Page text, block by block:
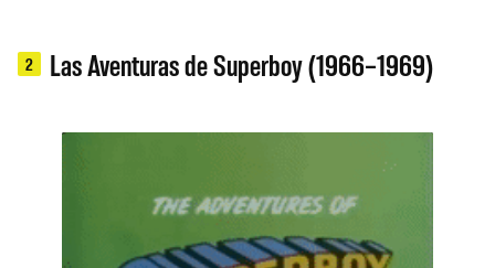
2 Las Aventuras de Superboy (1966–1969)